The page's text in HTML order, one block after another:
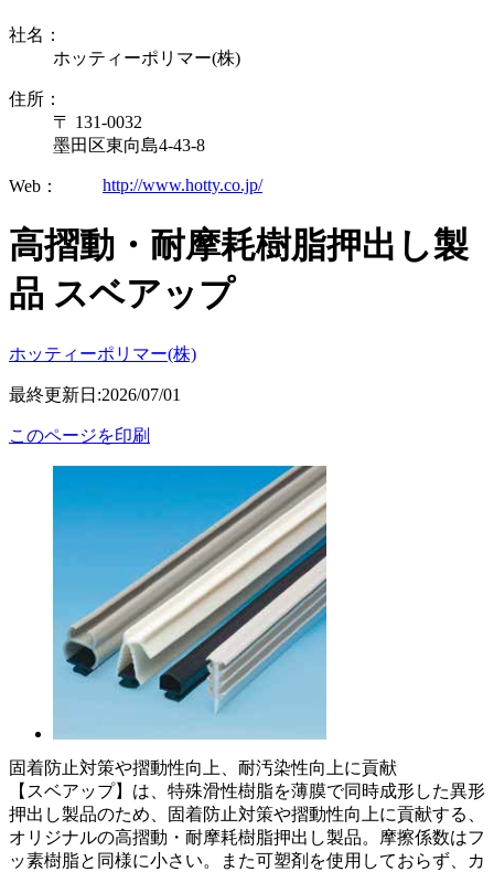
社名：
ホッティーポリマー(株)
住所：
〒 131-0032
墨田区東向島4-43-8
Web： http://www.hotty.co.jp/
高摺動・耐摩耗樹脂押出し製
品 スベアップ
ホッティーポリマー(株)
最終更新日:2026/07/01
このページを印刷
固着防止対策や摺動性向上、耐汚染性向上に貢献
【スベアップ】は、特殊滑性樹脂を薄膜で同時成形した異形
押出し製品のため、固着防止対策や摺動性向上に貢献する、
オリジナルの高摺動・耐摩耗樹脂押出し製品。摩擦係数はフ
ッ素樹脂と同様に小さい。また可塑剤を使用しておらず、カ